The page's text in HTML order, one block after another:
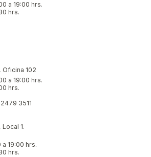
a 19:00 hrs.
hrs.
Oficina 102
a 19:00 hrs.
hrs.
3511
1.
a 19:00 hrs.
hrs.